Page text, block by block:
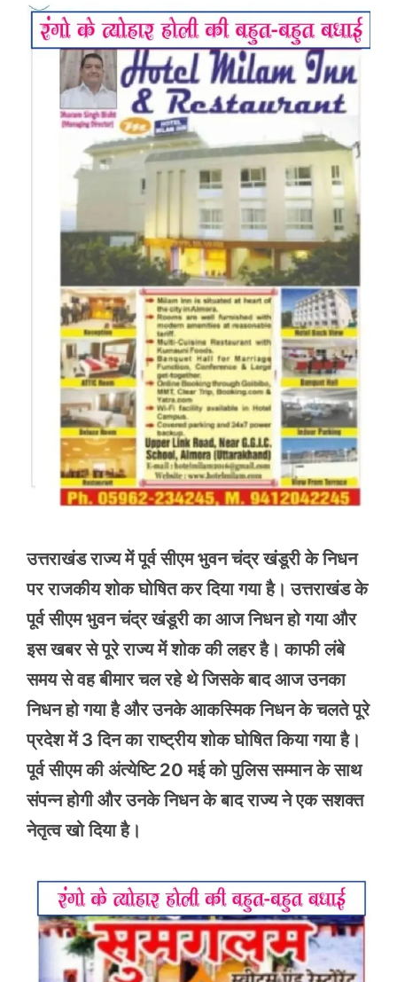
उत्तराखंड राज्य में पूर्व सीएम भुवन चंद्र खंडूरी के निधन
पर राजकीय शोक घोषित कर दिया गया है। उत्तराखंड के
पूर्व सीएम भुवन चंद्र खंडूरी का आज निधन हो गया और
इस खबर से पूरे राज्य में शोक की लहर है। काफी लंबे
समय से वह बीमार चल रहे थे जिसके बाद आज उनका
निधन हो गया है और उनके आकस्मिक निधन के चलते पूरे
प्रदेश में 3 दिन का राष्ट्रीय शोक घोषित किया गया है।
पूर्व सीएम की अंत्येष्टि 20 मई को पुलिस सम्मान के साथ
संपन्न होगी और उनके निधन के बाद राज्य ने एक सशक्त
नेतृत्व खो दिया है।